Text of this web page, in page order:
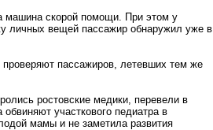
машина скорой помощи. При этом у
личных вещей пассажир обнаружил уже в
проверяют пассажиров, летевших тем же
ростовские медики, перевели в
участкового педиатра в
мамы и не заметила развития